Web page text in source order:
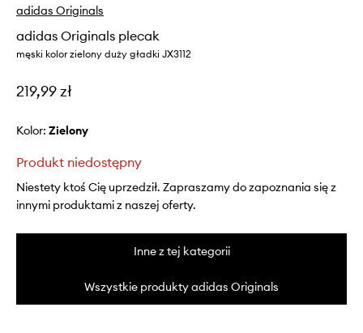
adidas Originals
adidas Originals plecak
męski kolor zielony duży gładki JX3112
219,99 zł
Kolor: zielony
Produkt niedostępny
Niestety ktoś Cię uprzedził. Zapraszamy do zapoznania się z
innymi produktami z naszej oferty.
Inne z tej kategorii
Wszystkie produkty adidas Originals